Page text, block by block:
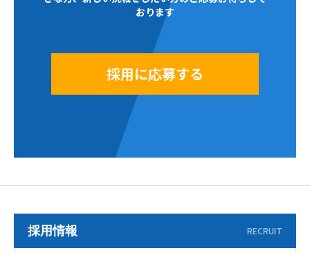
おります
採用に応募する
採用情報 RECRUIT